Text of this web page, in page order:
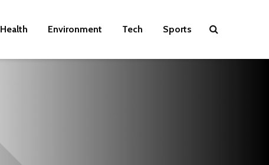
Health Environment Tech Sports